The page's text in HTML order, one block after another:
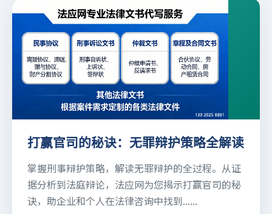
打赢官司的秘诀：无罪辩护策略全解读
掌握刑事辩护策略，解读无罪辩护的全过程。从证
据分析到法庭辩论，法应网为您揭示打赢官司的秘
诀，助企业和个人在法律咨询中找到......